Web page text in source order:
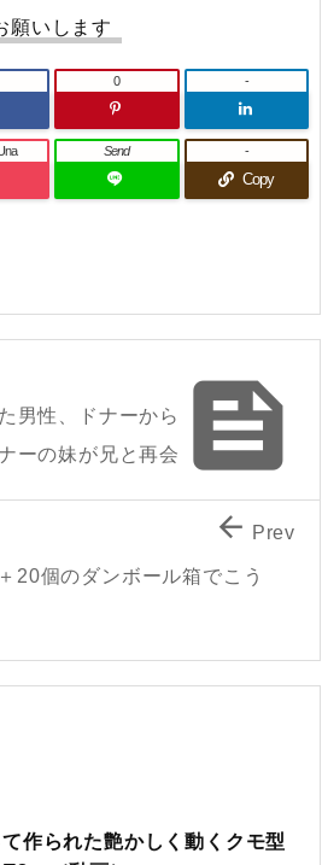
願いします
0 -
Send
Copy
-

男性、ドナーから
ーの妹が兄と再会
20個のダンボール箱でこう
 Prev
作られた艶かしく動くクモ型